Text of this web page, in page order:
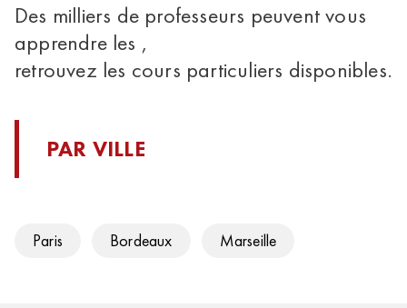
Des milliers de professeurs peuvent vous
apprendre les ,
retrouvez les cours particuliers disponibles.
PAR VILLE
Paris Bordeaux Marseille